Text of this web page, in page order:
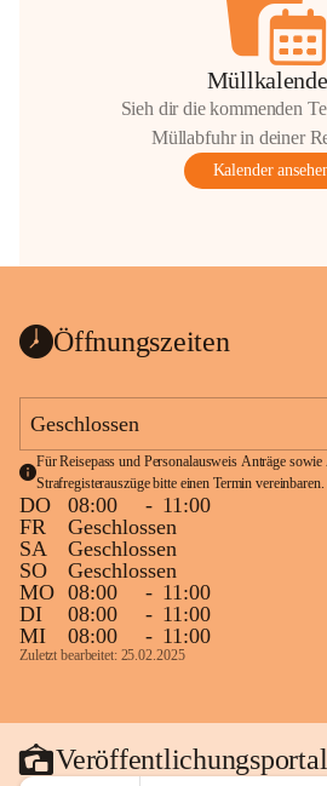
Sieh dir die kommenden
Müllabfuhr in deiner
Kalender
Öffnungszeiten
Geschlossen
Für Reisepass und Personalausweis Anträge
Strafregisterauszüge bitte einen Termin vereinbaren.
DO 08:00 - 11:00
FR
Geschlossen
SA
Geschlossen
SO
Geschlossen
MO 08:00 - 11:00
DI
08:00 - 11:00
MI
08:00 - 11:00
Zuletzt bearbeitet: 25.02.2025
Veröffentlichungsportal